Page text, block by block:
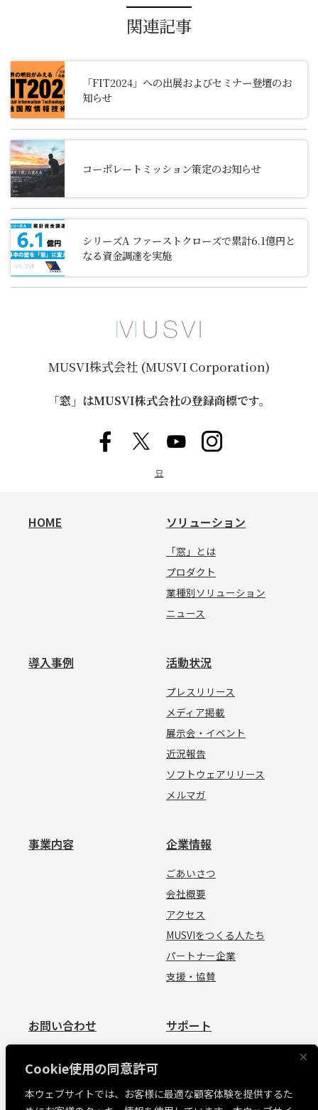
Cookie使用の同意許可
本ウェブサイトでは、お客様に最適な顧客体験を提供するた
関連記事
「FIT2024」への出展およびセミナー登壇のお
知らせ
コーポレートミッション策定のお知らせ
シリーズA ファーストクローズで累計6.1億円と
なる資金調達を実施
MUSVI株式会社 (MUSVI Corporation)
「窓」はMUSVI株式会社の登録商標です。
묘
HOME ソリューション
「窓」とは
プロダクト
業種別ソリューション
ニュース
導入事例 活動状況
プレスリリース
メディア掲載
展示会・イベント
近況報告
ソフトウェアリリース
メルマガ
事業内容 企業情報
ごあいさつ
会社概要
アクセス
MUSVIをつくる人たち
パートナー企業
支援・協賛
お問い合わせ
見積依頼
サポート
お問い合わせ